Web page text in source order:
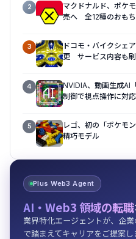
2
マクドナルド、ポケ
売へ 全12種のおも
3
ドコモ・バイクシェ
更 サービス内容も
4
NVIDIA、動画生成
制御で視点操作に対応
5
レゴ、初の「ポケモ
精巧モデル
Plus Web3 Agent
AI・Web3 領域の転職
業界特化エージェントが、企
で踏まえてキャリアをご提案し